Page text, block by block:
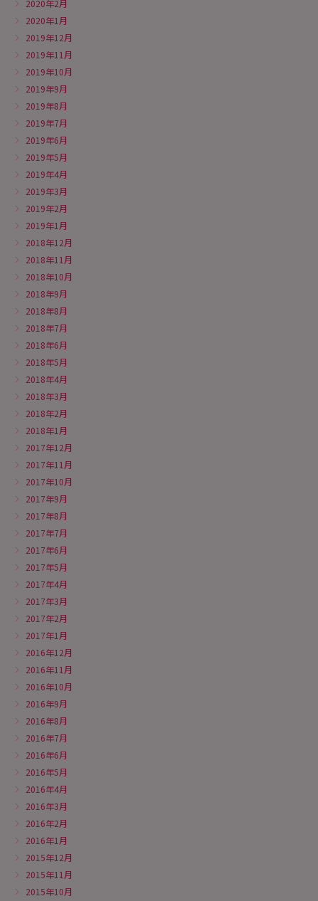
2020年2月
2020年1月
2019年12月
2019年11月
2019年10月
2019年9月
2019年8月
2019年7月
2019年6月
2019年5月
2019年4月
2019年3月
2019年2月
2019年1月
2018年12月
2018年11月
2018年10月
2018年9月
2018年8月
2018年7月
2018年6月
2018年5月
2018年4月
2018年3月
2018年2月
2018年1月
2017年12月
2017年11月
2017年10月
2017年9月
2017年8月
2017年7月
2017年6月
2017年5月
2017年4月
2017年3月
2017年2月
2017年1月
2016年12月
2016年11月
2016年10月
2016年9月
2016年8月
2016年7月
2016年6月
2016年5月
2016年4月
2016年3月
2016年2月
2016年1月
2015年12月
2015年11月
2015年10月